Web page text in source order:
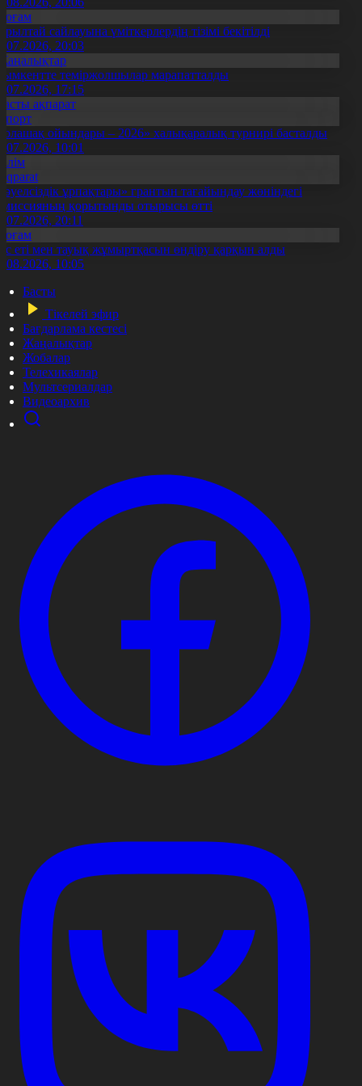
сайлауына үміткерлердің тізімі бекітілді
20:03
теміржолшылар марапатталды
17:15
ақпарат
ойындары – 2026» халықаралық турнирі басталды
10:01
ұрпақтары» грантын тағайындау жөніндегі
қорытынды отырысы өтті
20:11
еті мен тауық жұмыртқасын өндіру қарқын алды
10:05
Басты
Тікелей эфир
Бағдарлама кестесі
Жаңалықтар
Жобалар
Телехикаялар
Мультсериалдар
Видеоархив